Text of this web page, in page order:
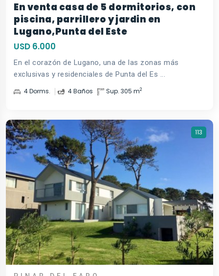
En venta casa de 5 dormitorios, con
piscina, parrillero y jardin en
Lugano,Punta del Este
USD 6.000
En el corazón de Lugano, una de las zonas más
exclusivas y residenciales de Punta del Es ...
4 Dorms. 4 Baños Sup. 305 m2
113